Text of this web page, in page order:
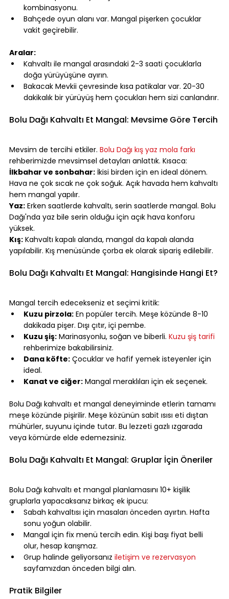
kombinasyonu.
Bahçede oyun alanı var. Mangal pişerken çocuklar
vakit geçirebilir.
Aralar:
Kahvaltı ile mangal arasındaki 2-3 saati çocuklarla
doğa yürüyüşüne ayırın.
Bakacak Mevkii çevresinde kısa patikalar var. 20-30
dakikalık bir yürüyüş hem çocukları hem sizi canlandırır.
Bolu Dağı Kahvaltı Et Mangal: Mevsime Göre Tercih
Mevsim de tercihi etkiler. Bolu Dağı kış yaz mola farkı
rehberimizde mevsimsel detayları anlattık. Kısaca:
İlkbahar ve sonbahar: İkisi birden için en ideal dönem.
Hava ne çok sıcak ne çok soğuk. Açık havada hem kahvaltı
hem mangal yapılır.
Yaz: Erken saatlerde kahvaltı, serin saatlerde mangal. Bolu
Dağı'nda yaz bile serin olduğu için açık hava konforu
yüksek.
Kış: Kahvaltı kapalı alanda, mangal da kapalı alanda
yapılabilir. Kış menüsünde çorba ek olarak sipariş edilebilir.
Bolu Dağı Kahvaltı Et Mangal: Hangisinde Hangi Et?
Mangal tercih edecekseniz et seçimi kritik:
Kuzu pirzola: En popüler tercih. Meşe közünde 8-10
dakikada pişer. Dışı çıtır, içi pembe.
Kuzu şiş: Marinasyonlu, soğan ve biberli. Kuzu şiş tarifi
rehberimize bakabilirsiniz.
Dana köfte: Çocuklar ve hafif yemek isteyenler için
ideal.
Kanat ve ciğer: Mangal meraklıları için ek seçenek.
Bolu Dağı kahvaltı et mangal deneyiminde etlerin tamamı
meşe közünde pişirilir. Meşe közünün sabit ısısı eti dıştan
mühürler, suyunu içinde tutar. Bu lezzeti gazlı ızgarada
veya kömürde elde edemezsiniz.
Bolu Dağı Kahvaltı Et Mangal: Gruplar İçin Öneriler
Bolu Dağı kahvaltı et mangal planlamasını 10+ kişilik
gruplarla yapacaksanız birkaç ek ipucu:
Sabah kahvaltısı için masaları önceden ayırtın. Hafta
sonu yoğun olabilir.
Mangal için fix menü tercih edin. Kişi başı fiyat belli
olur, hesap karışmaz.
Grup halinde geliyorsanız iletişim ve rezervasyon
sayfamızdan önceden bilgi alın.
Pratik Bilgiler